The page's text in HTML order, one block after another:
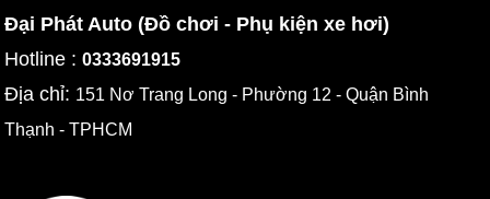
Đại Phát Auto (Đồ chơi - Phụ kiện xe hơi)
Hotline :0333691915
Địa chỉ: 151 Nơ Trang Long - Phường 12 - Quận Bình
Thạnh - TPHCM